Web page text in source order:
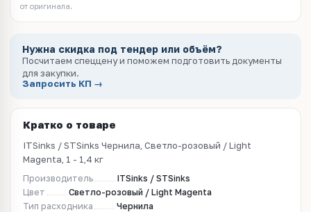
от оригинала.
Нужна скидка под тендер или объём?
Посчитаем спеццену и поможем подготовить документы
для закупки.
Запросить КП →
Кратко о товаре
ITSinks / STSinks Чернила, Светло-розовый / Light
Magenta, 1 - 1,4 кг
Производитель
ITSinks / STSinks
Цвет
Светло-розовый / Light Magenta
Тип расходника
Чернила